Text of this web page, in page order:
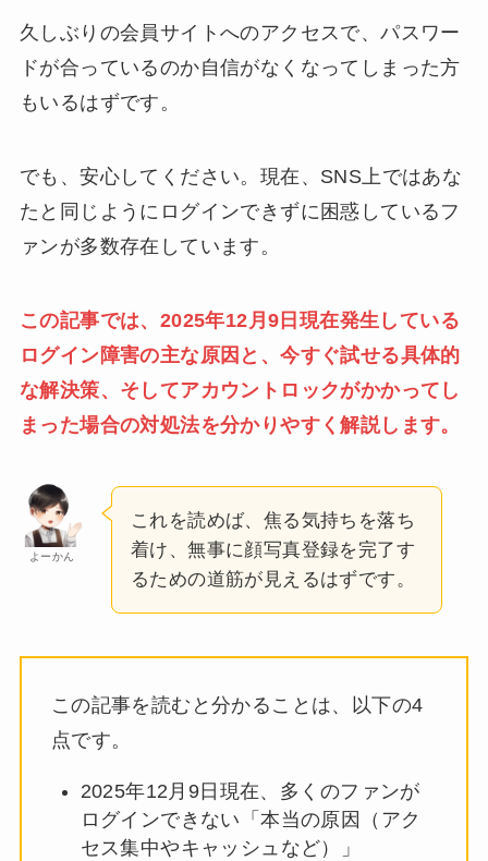
久しぶりの会員サイトへのアクセスで、パスワー
ドが合っているのか自信がなくなってしまった方
もいるはずです。
でも、安心してください。現在、SNS上ではあな
たと同じようにログインできずに困惑しているフ
ァンが多数存在しています。
この記事では、2025年12月9日現在発生している
ログイン障害の主な原因と、今すぐ試せる具体的
な解決策、そしてアカウントロックがかかってし
まった場合の対処法を分かりやすく解説します。
よーかん
これを読めば、焦る気持ちを落ち
着け、無事に顔写真登録を完了す
るための道筋が見えるはずです。
この記事を読むと分かることは、以下の4
点です。
2025年12月9日現在、多くのファンが
ログインできない「本当の原因（アク
セス集中やキャッシュなど）」